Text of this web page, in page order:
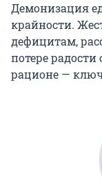
Демонизация
крайности.
дефицитам,
потере
рационе —